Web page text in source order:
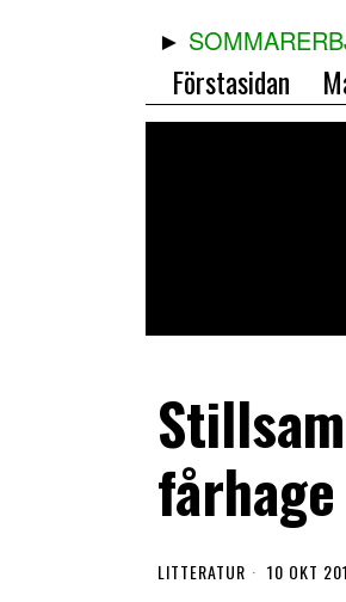
Förstasidan
fårhage
LITTERATUR 10 OKT